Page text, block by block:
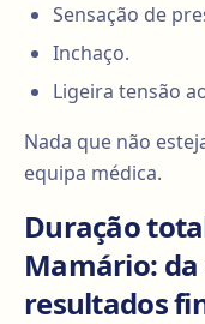
Sensação de
Inchaço.
Ligeira tensão
Nada que não
equipa médica.
Duração
Mamário:
resultados